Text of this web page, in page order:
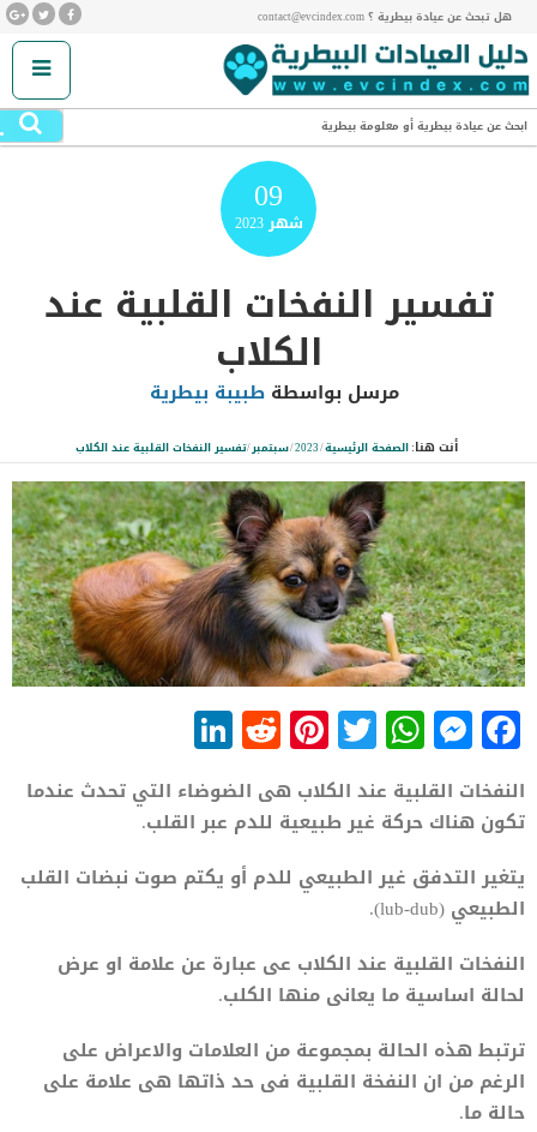
هل تبحث عن عيادة بيطرية ؟ contact@evcindex.com
ابحث عن عيادة بيطرية أو معلومة بيطرية
09
شهر2023
تفسير النفخات القلبية عند
الكلاب
مرسل بواسطة طبيبة بيطرية
أنت هنا:الصفحة الرئيسية/
2023
/سبتمبر/تفسير النفخات القلبية عند الكلاب
Facebook
Messenger
WhatsApp
Twitter
Pinterest
Reddit
النفخات القلبية عند الكلاب هى الضوضاء التي تحدث عندما
تكون هناك حركة غير طبيعية للدم عبر القلب.
يتغير التدفق غير الطبيعي للدم أو يكتم صوت نبضات القلب
الطبيعي (lub-dub).
النفخات القلبية عند الكلاب عى عبارة عن علامة او عرض
لحالة اساسية ما يعانى منها الكلب.
ترتبط هذه الحالة بمجموعة من العلامات والاعراض على
الرغم من ان النفخة القلبية فى حد ذاتها هى علامة على
حالة ما.